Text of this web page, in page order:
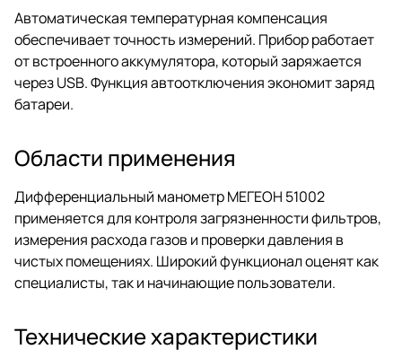
Автоматическая температурная компенсация
обеспечивает точность измерений. Прибор работает
от встроенного аккумулятора, который заряжается
через USB. Функция автоотключения экономит заряд
батареи.
Области применения
Дифференциальный манометр МЕГЕОН 51002
применяется для контроля загрязненности фильтров,
измерения расхода газов и проверки давления в
чистых помещениях. Широкий функционал оценят как
специалисты, так и начинающие пользователи.
Технические характеристики